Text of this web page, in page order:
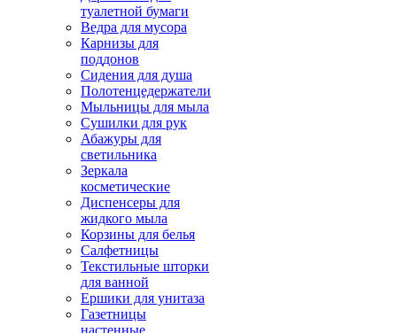
туалетной бумаги
Ведра для мусора
Карнизы для
поддонов
Сидения для душа
Полотенцедержатели
Мыльницы для мыла
Сушилки для рук
Абажуры для
светильника
Зеркала
косметические
Диспенсеры для
жидкого мыла
Корзины для белья
Салфетницы
Текстильные шторки
для ванной
Ершики для унитаза
Газетницы
настенные